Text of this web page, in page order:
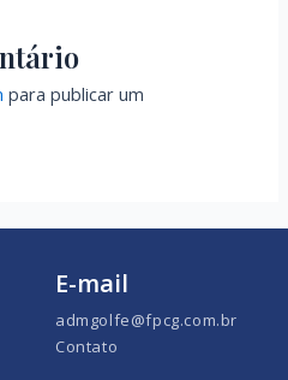
para publicar um
E-mail
admgolfe@fpcg.com.br
Contato